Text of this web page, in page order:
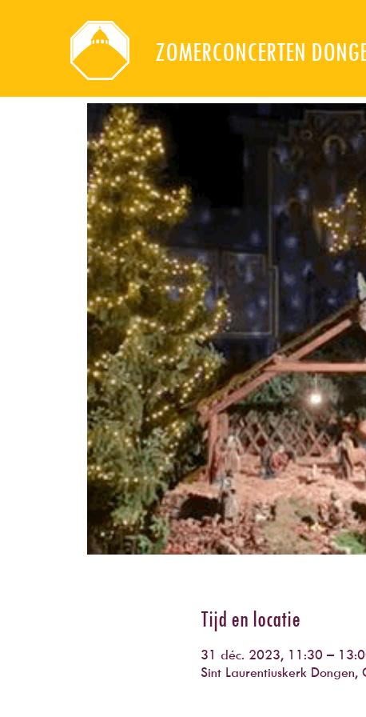
ZOMERCONCERTEN
Tijd en locatie
31 déc. 2023, 11:30 –
Sint Laurentiuskerk